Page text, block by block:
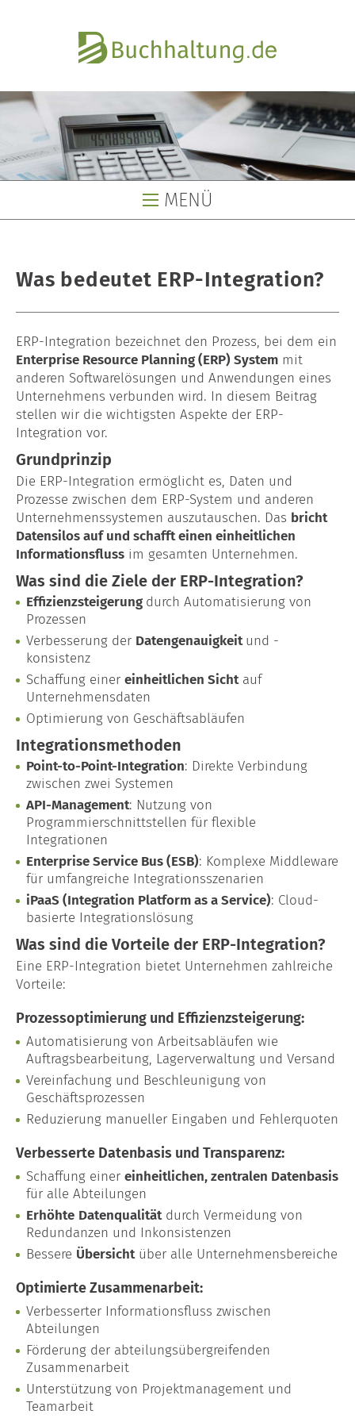
Buchhaltungsservice
Buchhaltungsbüro
Lohnbüro
Lohn- & Gehaltsabrechnung
Baulohn
Garten- & Landschaftsbau
Maler & Lackierer
Dachdecker
Unternehmensberatung
Gründungsberatung
Kontakt
Glossar
Blog
MENÜ
Was bedeutet ERP-Integration?
ERP-Integration bezeichnet den Prozess, bei dem ein
Enterprise Resource Planning (ERP) System mit
anderen Softwarelösungen und Anwendungen eines
Unternehmens verbunden wird. In diesem Beitrag
stellen wir die wichtigsten Aspekte der ERP-
Integration vor.
Grundprinzip
Die ERP-Integration ermöglicht es, Daten und
Prozesse zwischen dem ERP-System und anderen
Unternehmenssystemen auszutauschen. Das bricht
Datensilos auf und schafft einen einheitlichen
Informationsfluss im gesamten Unternehmen.
Was sind die Ziele der ERP-Integration?
Effizienzsteigerung durch Automatisierung von
Prozessen
Verbesserung der Datengenauigkeitund -
konsistenz
Schaffung einer einheitlichen Sichtauf
Unternehmensdaten
Optimierung von Geschäftsabläufen
Integrationsmethoden
Point-to-Point-Integration: Direkte Verbindung
zwischen zwei Systemen
API-Management: Nutzung von
Programmierschnittstellen für flexible
Integrationen
Enterprise Service Bus (ESB): Komplexe Middleware
für umfangreiche Integrationsszenarien
iPaaS (Integration Platform as a Service): Cloud-
basierte Integrationslösung
Was sind die Vorteile der ERP-Integration?
Eine ERP-Integration bietet Unternehmen zahlreiche
Vorteile:
Prozessoptimierung und Effizienzsteigerung:
Automatisierung von Arbeitsabläufen wie
Auftragsbearbeitung, Lagerverwaltung und Versand
Vereinfachung und Beschleunigung von
Geschäftsprozessen
Reduzierung manueller Eingaben und Fehlerquoten
Verbesserte Datenbasis und Transparenz:
Schaffung einer einheitlichen, zentralen Datenbasis
für alle Abteilungen
Erhöhte Datenqualitätdurch Vermeidung von
Redundanzen und Inkonsistenzen
Bessere Übersichtüber alle Unternehmensbereiche
Optimierte Zusammenarbeit:
Verbesserter Informationsfluss zwischen
Abteilungen
Förderung der abteilungsübergreifenden
Zusammenarbeit
Unterstützung von Projektmanagement und
Teamarbeit